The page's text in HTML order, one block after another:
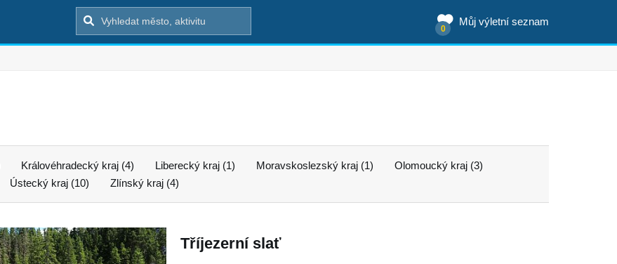
Můj výletní seznam
0
Královéhradecký kraj (4) Liberecký kraj (1) Moravskoslezský kraj (1)
Olomoucký kraj (3)
Ústecký kraj (10) Zlínský kraj (4)
Tříjezerní slať